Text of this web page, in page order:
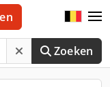
Zoeken